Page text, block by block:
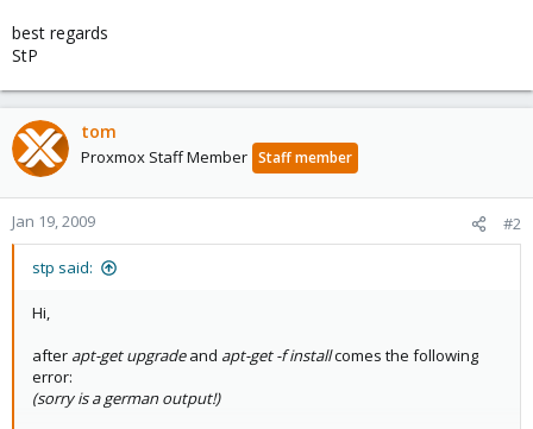
best regards
StP
tom
Proxmox Staff Member Staff member
Jan 19, 2009 #2
stp said:
Hi,
after apt-get upgradeand apt-get -f installcomes the following
error:
(sorry is a german output!)